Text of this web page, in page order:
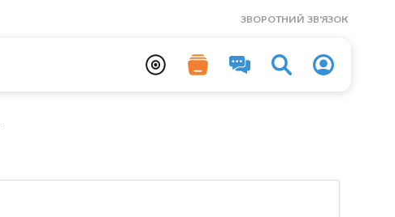
ЗВОРОТНИЙ ЗВ'ЯЗОК